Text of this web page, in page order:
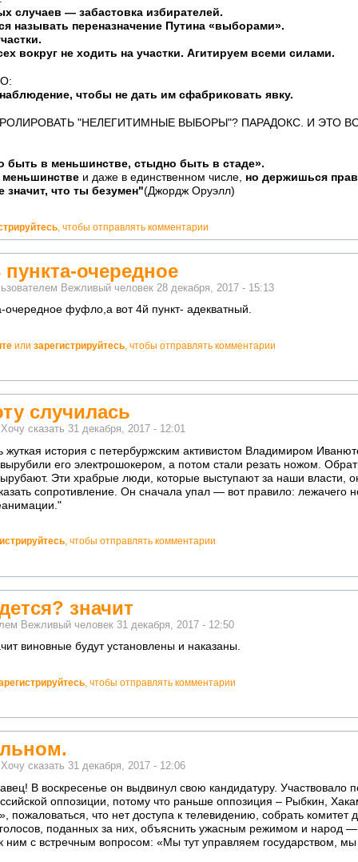
случаев — забастовка избирателей.
называть переназначение Путина «выборами».
вокруг не ходить на участки. Агитируем всеми силами.
чтобы не дать им сфабриковать явку.
"НЕЛЕГИТИМНЫЕ ВЫБОРЫ"? ПАРАДОКС. И ЭТО
быть в меньшинстве, стыдно быть в стаде».
и даже в единственном числе, но держишься
значит, что ты безумен"(Джордж Оруэлл)
, чтобы отправлять комментарии
очередное
Вежливый человек 28 декабря, 2017 - 15:13
очередное фуфло,а вот 4й пункт- адекватный.
или зарегистрируйтесь, чтобы отправлять комментарии
случилась
Хочу сказать 31 декабря, 2017 - 12:01
жуткая история с петербуржским активистом Владимиром
его электрошокером, а потом стали резать ножом.
Эти храбрые люди, которые выступают за наши власти,
сопротивление. Он сначала упал — вот правило: лежачего
, чтобы отправлять комментарии
значит
Вежливый человек 31 декабря, 2017 - 12:50
виновные будут установлены и наказаны.
, чтобы отправлять комментарии
Хочу сказать 31 декабря, 2017 - 12:06
В воскресенье он выдвинул свою кандидатуру. Участвовало
оппозиции, потому что раньше оппозиция – Рыбкин,
пожаловаться, что нет доступа к телевидению, собрать комитет
голосов, поданных за них, объяснить ужасным режимом и народ
ним с встречным вопросом: «Мы тут управляем государством,